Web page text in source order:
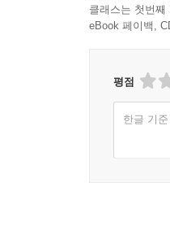
클래스는 첫번
eBook 페이백,
평점
한글 기